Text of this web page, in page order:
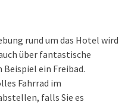
rund um das Hotel wird
über fantastische
ein Freibad.
Fahrrad im
falls Sie es